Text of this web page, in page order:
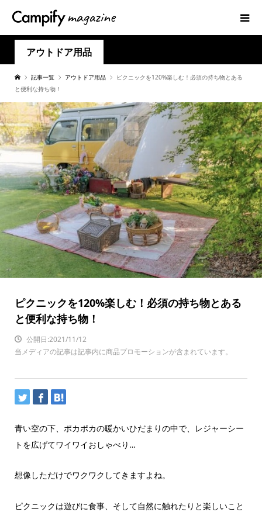
アウトドア用品
記事一覧 アウトドア用品
ピクニックを120%楽しむ！必須の持ち物とある
と便利な持ち物！
ピクニックを120%楽しむ！必須の持ち物とある
と便利な持ち物！
公開日:2021/11/12
当メディアの記事は記事内に商品プロモーションが含まれています。
青い空の下、ポカポカの暖かいひだまりの中で、レジャーシー
トを広げてワイワイおしゃべり…
想像しただけでワクワクしてきますよね。
ピクニックは遊びに食事、そして自然に触れたりと楽しいこと